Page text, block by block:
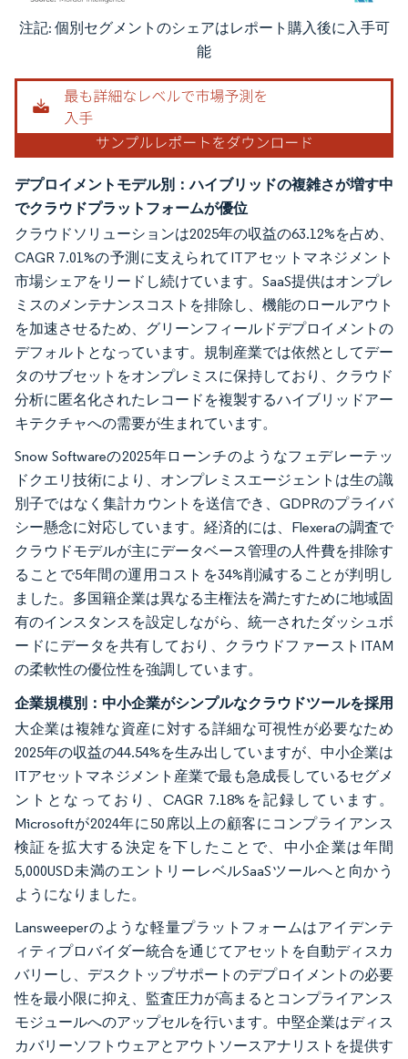
画像 © Mordor Intelligence。再利用にはCC BY 4.0の表示が必要です。
注記: 個別セグメントのシェアはレポート購入後に入手可
能
デプロイメントモデル別：ハイブリッドの複雑さが増す中
でクラウドプラットフォームが優位
クラウドソリューションは2025年の収益の63.12%を占め、
CAGR 7.01%の予測に支えられてITアセットマネジメント
市場シェアをリードし続けています。SaaS提供はオンプレ
ミスのメンテナンスコストを排除し、機能のロールアウト
を加速させるため、グリーンフィールドデプロイメントの
デフォルトとなっています。規制産業では依然としてデー
タのサブセットをオンプレミスに保持しており、クラウド
分析に匿名化されたレコードを複製するハイブリッドアー
キテクチャへの需要が生まれています。
Snow Softwareの2025年ローンチのようなフェデレーテッ
ドクエリ技術により、オンプレミスエージェントは生の識
別子ではなく集計カウントを送信でき、GDPRのプライバ
シー懸念に対応しています。経済的には、Flexeraの調査で
クラウドモデルが主にデータベース管理の人件費を排除す
ることで5年間の運用コストを34%削減することが判明し
ました。多国籍企業は異なる主権法を満たすために地域固
有のインスタンスを設定しながら、統一されたダッシュボ
ードにデータを共有しており、クラウドファーストITAM
の柔軟性の優位性を強調しています。
企業規模別：中小企業がシンプルなクラウドツールを採用
大企業は複雑な資産に対する詳細な可視性が必要なため
2025年の収益の44.54%を生み出していますが、中小企業は
ITアセットマネジメント産業で最も急成長しているセグメ
ントとなっており、CAGR 7.18%を記録しています。
Microsoftが2024年に50席以上の顧客にコンプライアンス
検証を拡大する決定を下したことで、中小企業は年間
5,000USD未満のエントリーレベルSaaSツールへと向かう
ようになりました。
Lansweeperのような軽量プラットフォームはアイデンテ
ィティプロバイダー統合を通じてアセットを自動ディスカ
バリーし、デスクトップサポートのデプロイメントの必要
性を最小限に抑え、監査圧力が高まるとコンプライアンス
モジュールへのアップセルを行います。中堅企業はディス
カバリーソフトウェアとアウトソースアナリストを提供す